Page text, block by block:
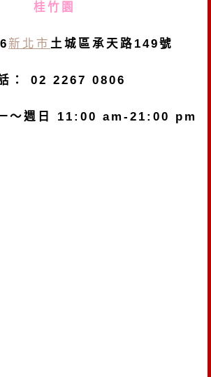
桂竹園
新北市 土城區承天路149號
： 02 2267 0806
～週日 11:00 am-21:00 pm